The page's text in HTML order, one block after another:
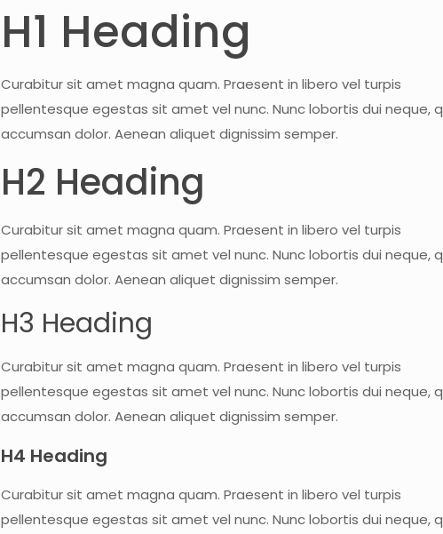
H1 Heading
Curabitur sit amet magna quam. Praesent in libero vel turpis
pellentesque egestas sit amet vel nunc. Nunc lobortis dui neque,
accumsan dolor. Aenean aliquet dignissim semper.
H2 Heading
Curabitur sit amet magna quam. Praesent in libero vel turpis
pellentesque egestas sit amet vel nunc. Nunc lobortis dui neque,
accumsan dolor. Aenean aliquet dignissim semper.
H3 Heading
Curabitur sit amet magna quam. Praesent in libero vel turpis
pellentesque egestas sit amet vel nunc. Nunc lobortis dui neque,
accumsan dolor. Aenean aliquet dignissim semper.
H4 Heading
Curabitur sit amet magna quam. Praesent in libero vel turpis
pellentesque egestas sit amet vel nunc. Nunc lobortis dui neque,